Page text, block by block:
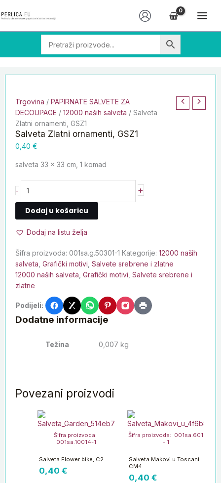
to
Trgovina / PAPIRNATE SALVETE ZA
DECOUPAGE / 12000 naših salveta / Salveta
Zlatni ornamenti, GSZ1
Salveta Zlatni ornamenti, GSZ1
0,40 €
salveta 33 x 33 cm, 1 komad
-
Zlatni
+
Dodaj u košaricu
Dodaj na listu želja
Šifra proizvoda: 001sa.g.50301-1 Kategorije: 12000 naših
salveta Grafički motivi Salvete srebrene i zlatne
12000 naših salveta Grafički motivi Salvete srebrene i
zlatne
Podijeli:
Dodatne informacije
Težina 0,007 kg
Povezani proizvodi
Šifra proizvoda:
001sa.10014-1
Salveta Flower bike, C2
0,40 €
Šifra proizvoda: 001sa.601
- 1
Salveta Makovi u Toscani
CM4
0,40 €